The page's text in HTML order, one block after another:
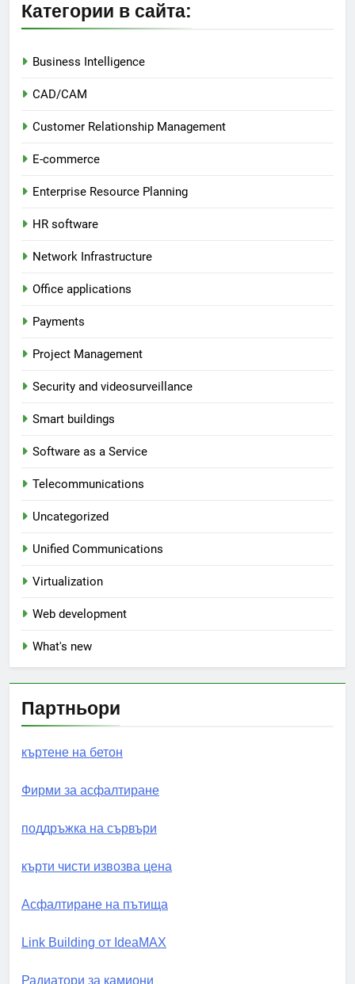
Категории в сайта:
Business Intelligence
CAD/CAM
Customer Relationship Management
E-commerce
Enterprise Resource Planning
HR software
Network Infrastructure
Office applications
Payments
Project Management
Security and videosurveillance
Smart buildings
Software as a Service
Telecommunications
Uncategorized
Unified Communications
Virtualization
Web development
What's new
Партньори
къртене на бетон
Фирми за асфалтиране
поддръжка на сървъри
кърти чисти извозва цена
Асфалтиране на пътища
Link Building от IdeaMAX
Радиатори за камиони